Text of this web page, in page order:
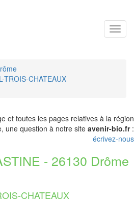
TROIS-CHATEAUX
et toutes les pages relatives à la région
une question à notre site avenir-bio.fr:
écrivez-nous
- 26130 Drôme
CHATEAUX